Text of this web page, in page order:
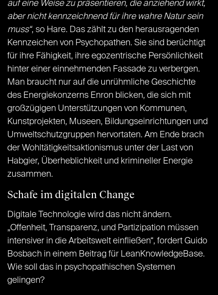
auf eine Weise zu präsentieren, die anziehend wirkt,
aber nicht kennzeichnend für ihre wahre Natur sein
muss“, so Hare. Das zählt zu den herausragenden
Kennzeichen von Psychopathen. Sie sind berüchtigt
für ihre Fähigkeit, ihre egozentrische Persönlichkeit
hinter einer einnehmenden Fassade zu verbergen.
Man braucht nur auf die unrühmliche Geschichte
des Energiekonzerns Enron blicken, die sich mit
großzügigen Unterstützungen von Kommunen,
Kunstprojekten, Museen, Bildungseinrichtungen und
Umweltschutzgruppen hervortaten. Am Ende brach
der Wohltätigkeitsaktionismus unter der Last von
Habgier, Überheblichkeit und krimineller Energie
zusammen.
Schafe im digitalen Change
Digitale Technologie wird das nicht ändern.
„Offenheit, Transparenz, und Partizipation müssen
intensiver in die Arbeitswelt einfließen“, fordert Guido
Bosbach in einem Beitrag für LeanKnowledgeBase.
Wie soll das in psychopathischen Systemen
gelingen?